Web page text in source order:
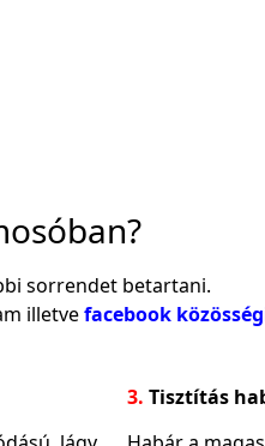
sorrendet betartani.
illetvefacebook
3. Tisztítás